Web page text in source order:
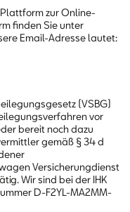
zur Online-
finden Sie unter
Email-Adresse lautet:
(VSBG)
vor
bereit noch dazu
gemäß § 34 d
Versicherungdienst
Wir sind bei der IHK
D-F2YL-MA2MM-